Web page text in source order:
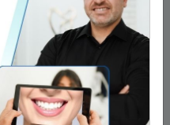
اجتماعية ودينية
مركزها لممارسة
الوظيفة.